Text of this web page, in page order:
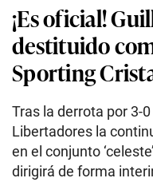
¡Es oficial!
destituido
Sporting
Tras la derrota por 3-
Libertadores la
en el conjunto
dirigirá de forma